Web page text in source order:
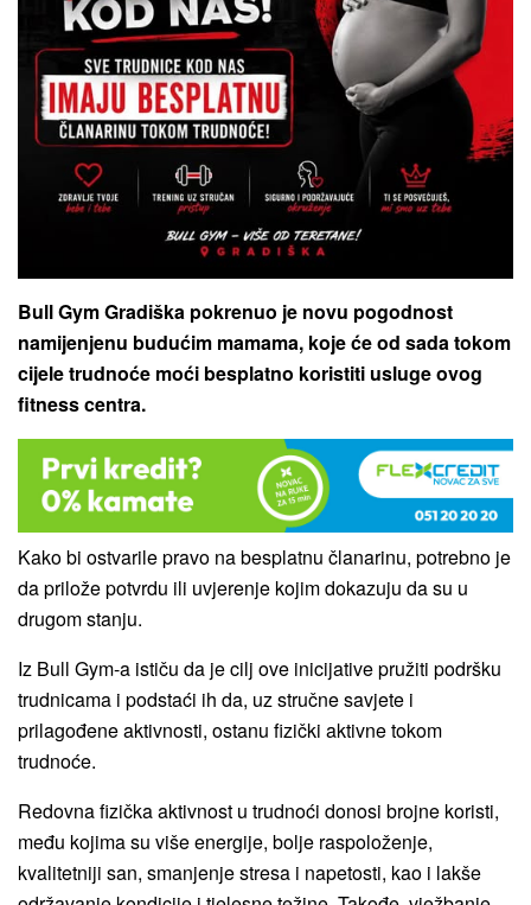
Bull Gym Gradiška pokrenuo je novu pogodnost
namijenjenu budućim mamama, koje će od sada tokom
cijele trudnoće moći besplatno koristiti usluge ovog
fitness centra.
Kako bi ostvarile pravo na besplatnu članarinu, potrebno je
da prilože potvrdu ili uvjerenje kojim dokazuju da su u
drugom stanju.
Iz Bull Gym-a ističu da je cilj ove inicijative pružiti podršku
trudnicama i podstaći ih da, uz stručne savjete i
prilagođene aktivnosti, ostanu fizički aktivne tokom
trudnoće.
Redovna fizička aktivnost u trudnoći donosi brojne koristi,
među kojima su više energije, bolje raspoloženje,
kvalitetniji san, smanjenje stresa i napetosti, kao i lakše